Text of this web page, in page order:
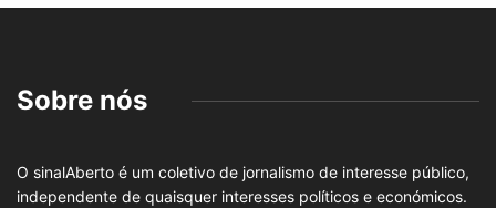
Sobre nós
O sinalAberto é um coletivo de jornalismo de interesse público,
independente de quaisquer interesses políticos e económicos.